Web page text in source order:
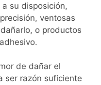
su disposición,
ventosas
o productos
de dañar el
ser razón suficiente